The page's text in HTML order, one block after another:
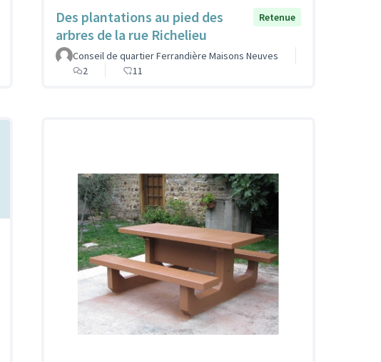
Des plantations au pied des
arbres de la rue Richelieu
Retenue
Conseil de quartier Ferrandière Maisons Neuves
2
11